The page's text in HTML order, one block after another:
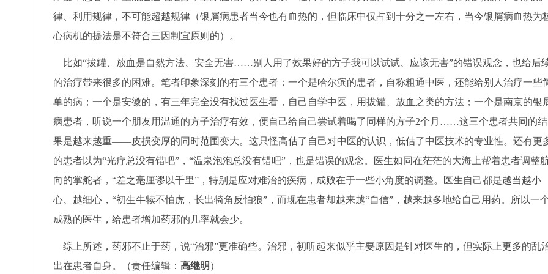
律、利用规律，不可能超越规律（银屑病患者当今也有血热的，但临床中仅占到十分之一左右，当今银屑病血热为
心病机的提法是不符合三因制宜原则的）。
比如“拔罐、放血是自然方法、安全无害……别人用了效果好的方子我可以试试、应该无害”的错误观念，也给后
的治疗带来很多的困难。笔者印象深刻的有三个患者：一个是哈尔滨的患者，自称粗通中医，还能给别人治疗一些
单的病；一个是安徽的，有三年完全没有找过医生看，自己自学中医，用拔罐、放血之类的方法；一个是南京的银
病患者，听说一个朋友用温通的方子治疗有效，便自己给自己尝试着喝了同样的方子2个月……这三个患者共同的结
果是越来越重——皮损变厚的同时范围变大。这只怪高估了自己对中医的认识，低估了中医技术的专业性。还有更
的患者以为“光疗总没有错吧”，“温泉泡泡总没有错吧”，也是错误的观念。医生如同在茫茫的大海上帮着患者调整
向的掌舵者，“差之毫厘谬以千里”，特别是应对难治的疾病，成败在于一些小角度的调整。医生自己都是越当越小
心、越细心，“初生牛犊不怕虎，长出犄角反怕狼”，而现在患者却越来越“自信”，越来越多地给自己用药。所以一
成熟的医生，给患者增加药邪的几率就会少。
综上所述，药邪不止于药，说“治邪”更准确些。治邪，初听起来似乎主要原因是针对医生的，但实际上更多的乱
出在患者自身。（责任编辑： 高继明 ）